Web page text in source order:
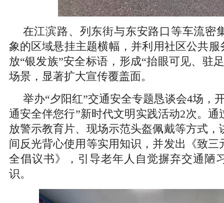
在江滨路、列东街与东安路口等车流密
象的区域悬挂主题横幅，并利用社区公共
放“银发族”安全标语，形成“抬眼可见、驻
场景，显著扩大宣传覆盖面。
举办“夕阳红”交通安全专题恳谈会4场，
通安全伴您行”新时代文明实践活动2次。通
放警示教育片、现场示范头盔佩戴等方式，
间反光背心使用等实用知识，并发出《致三
全倡议书》，引导老年人自觉摒弃交通陋
识。